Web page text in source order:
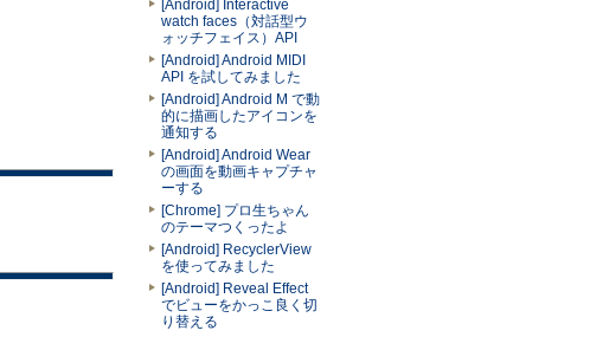
[Android] Interactive
watch faces（対話型ウ
ォッチフェイス）API
[Android] Android MIDI
API を試してみました
[Android] Android M で動
的に描画したアイコンを
通知する
[Android] Android Wear
の画面を動画キャプチャ
ーする
[Chrome] プロ生ちゃん
のテーマつくったよ
[Android] RecyclerView
を使ってみました
[Android] Reveal Effect
でビューをかっこ良く切
り替える